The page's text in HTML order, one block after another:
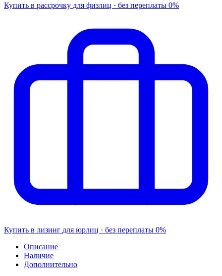
Купить в рассрочку для физлиц · без переплаты 0%
Купить в лизинг для юрлиц · без переплаты 0%
Описание
Наличие
Дополнительно